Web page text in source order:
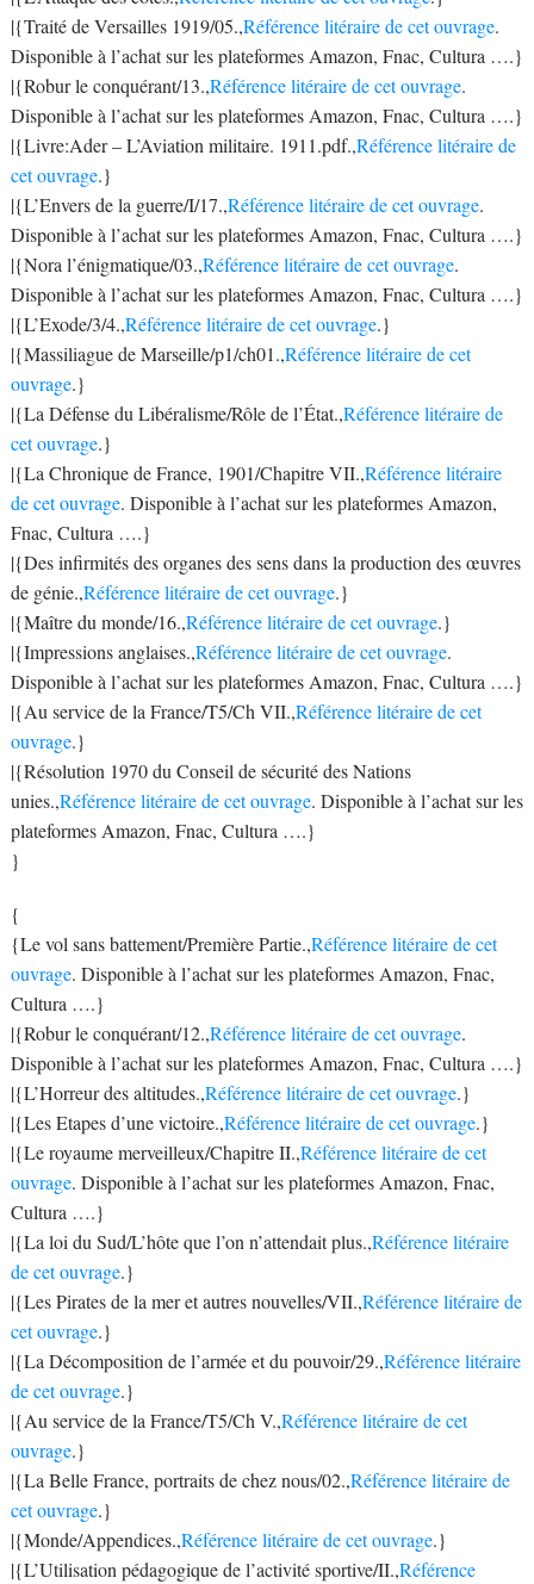
|{Traité de Versailles 1919/05.,Référence litéraire de cet ouvrage.
Disponible à l’achat sur les plateformes Amazon, Fnac, Cultura ….}
|{Robur le conquérant/13.,Référence litéraire de cet ouvrage.
Disponible à l’achat sur les plateformes Amazon, Fnac, Cultura ….}
|{Livre:Ader – L’Aviation militaire. 1911.pdf.,Référence litéraire de
cet ouvrage.}
|{L’Envers de la guerre/I/17.,Référence litéraire de cet ouvrage.
Disponible à l’achat sur les plateformes Amazon, Fnac, Cultura ….}
|{Nora l’énigmatique/03.,Référence litéraire de cet ouvrage.
Disponible à l’achat sur les plateformes Amazon, Fnac, Cultura ….}
|{L’Exode/3/4.,Référence litéraire de cet ouvrage.}
|{Massiliague de Marseille/p1/ch01.,Référence litéraire de cet
ouvrage.}
|{La Défense du Libéralisme/Rôle de l’État.,Référence litéraire de
cet ouvrage.}
|{La Chronique de France, 1901/Chapitre VII.,Référence litéraire
de cet ouvrage. Disponible à l’achat sur les plateformes Amazon,
Fnac, Cultura ….}
|{Des infirmités des organes des sens dans la production des œuvres
de génie.,Référence litéraire de cet ouvrage.}
|{Maître du monde/16.,Référence litéraire de cet ouvrage.}
|{Impressions anglaises.,Référence litéraire de cet ouvrage.
Disponible à l’achat sur les plateformes Amazon, Fnac, Cultura ….}
|{Au service de la France/T5/Ch VII.,Référence litéraire de cet
ouvrage.}
|{Résolution 1970 du Conseil de sécurité des Nations
unies.,Référence litéraire de cet ouvrage. Disponible à l’achat sur les
plateformes Amazon, Fnac, Cultura ….}
}
{
{Le vol sans battement/Première Partie.,Référence litéraire de cet
ouvrage. Disponible à l’achat sur les plateformes Amazon, Fnac,
Cultura ….}
|{Robur le conquérant/12.,Référence litéraire de cet ouvrage.
Disponible à l’achat sur les plateformes Amazon, Fnac, Cultura ….}
|{L’Horreur des altitudes.,Référence litéraire de cet ouvrage.}
|{Les Etapes d’une victoire.,Référence litéraire de cet ouvrage.}
|{Le royaume merveilleux/Chapitre II.,Référence litéraire de cet
ouvrage. Disponible à l’achat sur les plateformes Amazon, Fnac,
Cultura ….}
|{La loi du Sud/L’hôte que l’on n’attendait plus.,Référence litéraire
de cet ouvrage.}
|{Les Pirates de la mer et autres nouvelles/VII.,Référence litéraire de
cet ouvrage.}
|{La Décomposition de l’armée et du pouvoir/29.,Référence litéraire
de cet ouvrage.}
|{Au service de la France/T5/Ch V.,Référence litéraire de cet
ouvrage.}
|{La Belle France, portraits de chez nous/02.,Référence litéraire de
cet ouvrage.}
|{Monde/Appendices.,Référence litéraire de cet ouvrage.}
|{L’Utilisation pédagogique de l’activité sportive/II.,Référence